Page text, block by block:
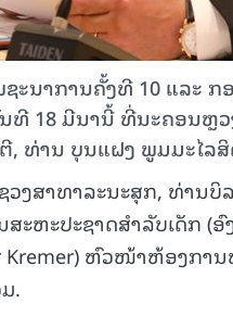
ະນາການຄັ້ງທີ 10 ແລະ
ນທີ 18 ມີນານີ້ ທີ່ນະຄອນຫຼ
ທ່ານ ບຸນແຝງ ພູມມະໄລ
ງສາທາລະນະສຸກ, ທ່ານບິລ
ະຫະປະຊາດສໍາລັບເດັກ (ອົ
Kremer) ຫົວໜ້າຫ້ອງກ
.